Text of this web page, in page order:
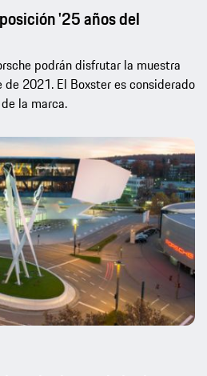
'25 años del
podrán disfrutar la muestra
2021. El Boxster es considerado
la marca.